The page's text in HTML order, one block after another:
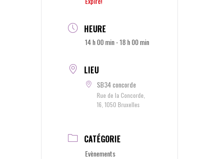
HEURE
14 h 00 min - 18 h 00 min
LIEU
SB34 concorde
Rue de la Concorde,
16, 1050 Bruxelles
CATÉGORIE
Evènements